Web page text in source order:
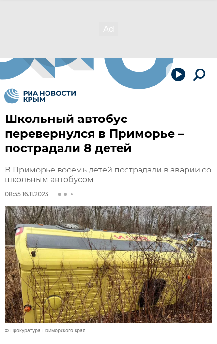
Школьный автобус
перевернулся в Приморье –
пострадали 8 детей
В Приморье восемь детей пострадали в аварии со
школьным автобусом
08:55 16.11.2023
© Прокуратура Приморского края